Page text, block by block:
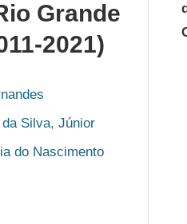
Grande
2021)
Silva, Júnior
do Nascimento